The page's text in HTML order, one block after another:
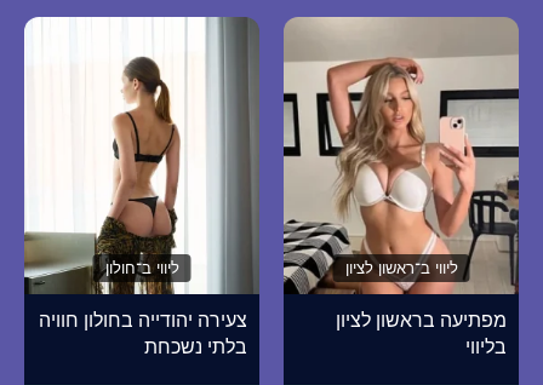
ליווי ב־ראשון לציון
מפתיעה בראשון לציון
בליווי
ליווי ב־חולון
צעירה יהודייה בחולון חוויה
בלתי נשכחת